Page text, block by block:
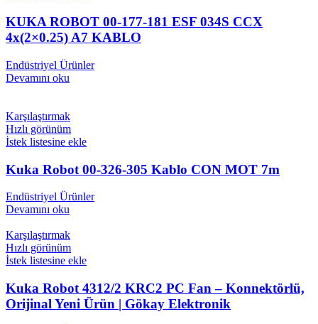
KUKA ROBOT 00-177-181 ESF 034S CCX
4x(2×0.25) A7 KABLO
Endüstriyel Ürünler
Devamını oku
Karşılaştırmak
Hızlı görünüm
İstek listesine ekle
Kuka Robot 00-326-305 Kablo CON MOT 7m
Endüstriyel Ürünler
Devamını oku
Karşılaştırmak
Hızlı görünüm
İstek listesine ekle
Kuka Robot 4312/2 KRC2 PC Fan – Konnektörlü,
Orijinal Yeni Ürün | Gökay Elektronik